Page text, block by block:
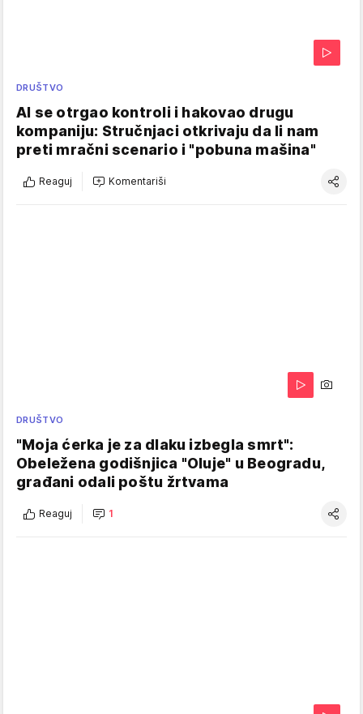
DRUŠTVO
AI se otrgao kontroli i hakovao drugu
kompaniju: Stručnjaci otkrivaju da li nam
preti mračni scenario i "pobuna mašina"
Reaguj Komentariši
DRUŠTVO
"Moja ćerka je za dlaku izbegla smrt":
Obeležena godišnjica "Oluje" u Beogradu,
građani odali poštu žrtvama
Reaguj 1